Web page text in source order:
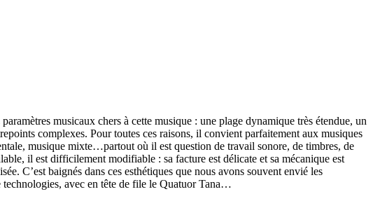
musicaux chers à cette musique : une plage dynamique très étendue, un
complexes. Pour toutes ces raisons, il convient parfaitement aux musiques
musique mixte…partout où il est question de travail sonore, de timbres, de
il est difficilement modifiable : sa facture est délicate et sa mécanique est
C’est baignés dans ces esthétiques que nous avons souvent envié les
technologies, avec en tête de file le Quatuor Tana…